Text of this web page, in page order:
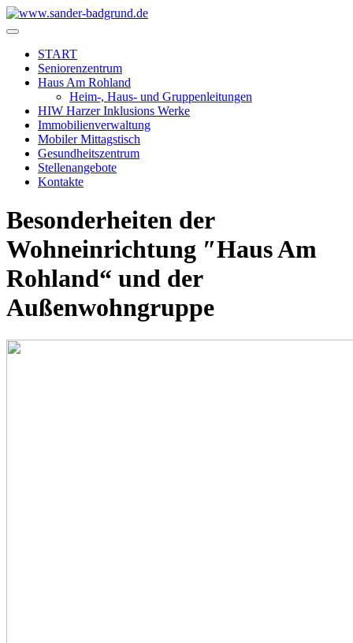
START
Seniorenzentrum
Haus Am Rohland
Heim-, Haus- und Gruppenleitungen
HIW Harzer Inklusions Werke
Immobilienverwaltung
Mobiler Mittagstisch
Gesundheitszentrum
Stellenangebote
Kontakte
Besonderheiten der
Wohneinrichtung ″Haus Am
Rohland“ und der
Außenwohngruppe